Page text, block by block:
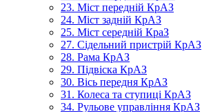
23. Міст передній КрАЗ
24. Міст задній КрАЗ
25. Міст середній КраЗ
27. Сідельний пристрій КрАЗ
28. Рама КрАЗ
29. Підвіска КрАЗ
30. Вісь передня КрАЗ
31. Колеса та ступиці КрАЗ
34. Рульове управління КрАЗ